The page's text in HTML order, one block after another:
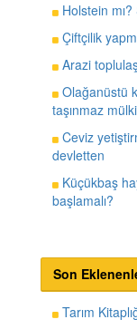
Holstein mı?
Çiftçilik
Arazi
Olağanüstü
taşınmaz
Ceviz
devletten
Küçükbaş
başlamalı?
Son
Tarım